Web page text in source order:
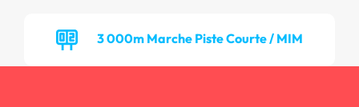
3 000m Marche Piste Courte / MIM